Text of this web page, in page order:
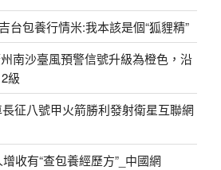
台包養行情米:我本該是個“狐貍精”
南沙臺風預警信號升級為橙色，沿
級
征八號甲火箭勝利發射衛星互聯網
收有“查包養經歷方”_中國網